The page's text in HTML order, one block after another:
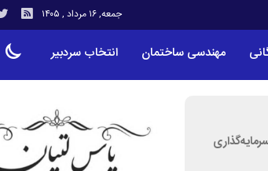
جمعه, ۱۶ مرداد , ۱۴۰۵
مهندسی ساختمان انتخاب سردبیر